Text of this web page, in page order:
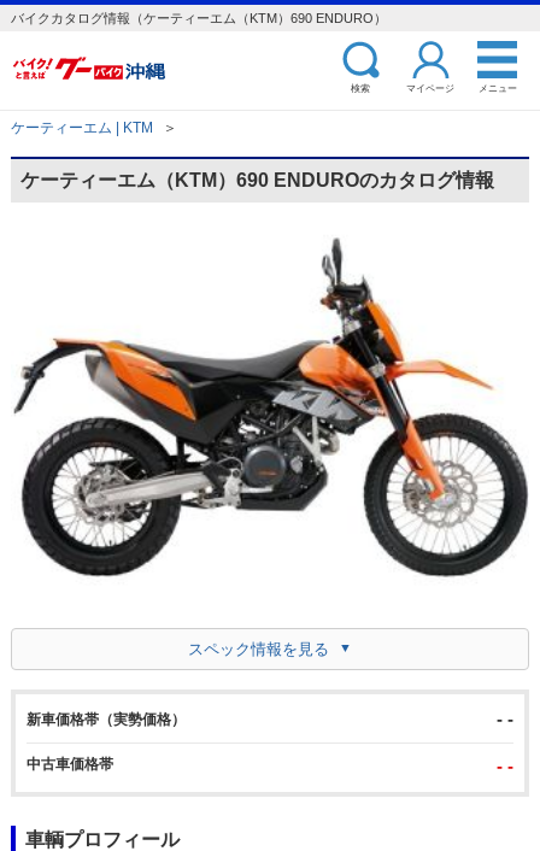
バイクカタログ情報（ケーティーエム（KTM）690 ENDURO）
検索 マイページ メニュー
ケーティーエム | KTM ＞
ケーティーエム（KTM）690 ENDUROのカタログ情報
スペック情報を見る
新車価格帯（実勢価格） - -
中古車価格帯 - -
車輌プロフィール